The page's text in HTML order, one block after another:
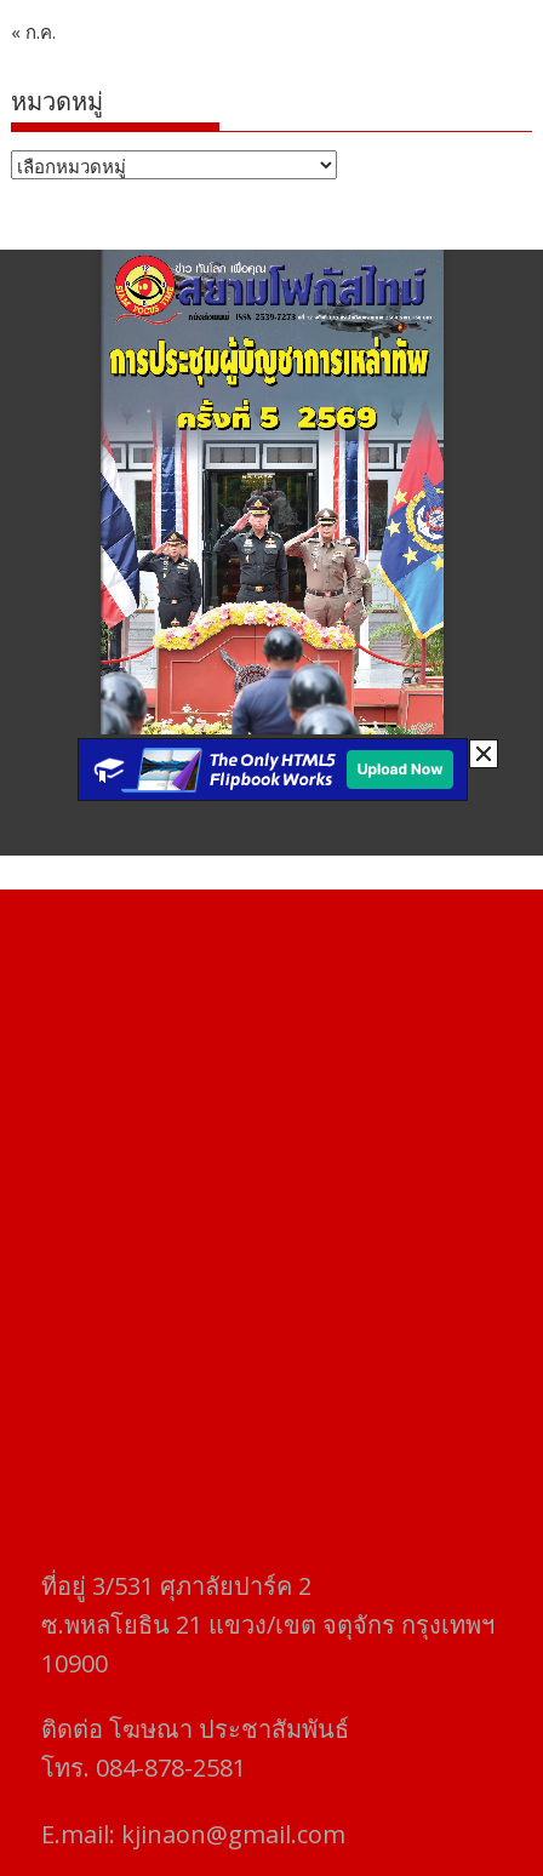
« ก.ค.
หมวดหมู่
หมวด
ที่อยู่​ 3/531​ ศุภาลัยปาร์ค​ 2
ซ.พหลโยธิน​ 21​ แขวง/เขต​ จตุจักร​ กรุงเทพฯ
10900
ติดต่อ​ โฆษณา​ ประชาสัมพันธ์
โทร​. 084-878-2581
E.mail: kjinaon@gmail.com